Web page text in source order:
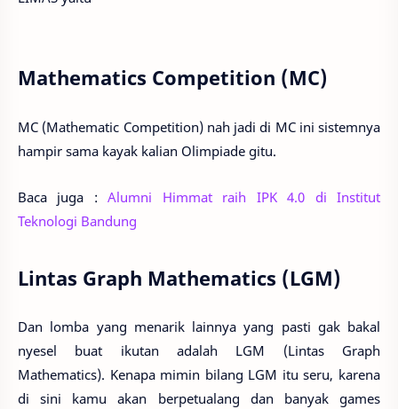
Mathematics Competition (MC)
MC (Mathematic Competition) nah jadi di MC ini sistemnya
hampir sama kayak kalian Olimpiade gitu.
Baca juga :Alumni Himmat raih IPK 4.0 di Institut
Teknologi Bandung
Lintas Graph Mathematics (LGM)
Dan lomba yang menarik lainnya yang pasti gak bakal
nyesel buat ikutan adalah LGM (Lintas Graph
Mathematics). Kenapa mimin bilang LGM itu seru, karena
di sini kamu akan berpetualang dan banyak games